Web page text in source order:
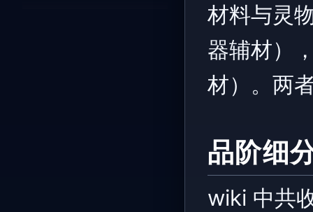
材料与灵
器辅材）
材）。两
品阶细
wiki 中共